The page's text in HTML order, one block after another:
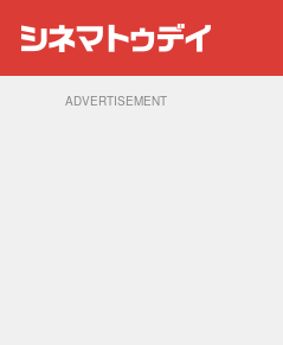
ADVERTISEMENT